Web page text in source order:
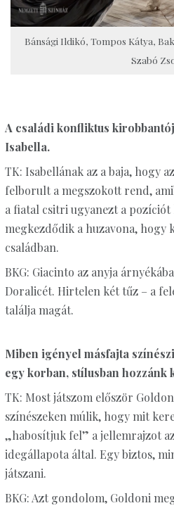
Bánsági Ildikó, Tompos Kátya,
Szabó
A családi konfliktus
Isabella.
TK: Isabellának az a baja, hogy
felborult a megszokott rend,
a fiatal csitri ugyanezt a pozíciót
megkezdődik a huzavona, hogy
családban.
BKG: Giacinto az anyja
Doralicét. Hirtelen két tűz – a
találja magát.
Miben igényel másfajta
egy korban, stílusban hozzánk
TK: Most játszom először
színészeken múlik, hogy mit
„habosítjuk fel” a jellemrajzot
idegállapota által. Egy biztos,
játszani.
BKG: Azt gondolom, Goldoni